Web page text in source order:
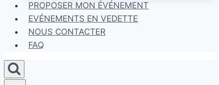
PROPOSER MON ÉVÉNEMENT
EVÉNEMENTS EN VEDETTE
NOUS CONTACTER
FAQ